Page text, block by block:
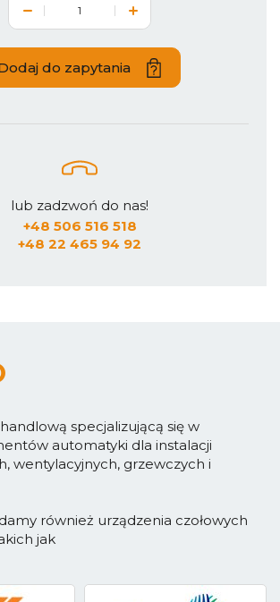
do zapytania
lub zadzwoń do nas!
+48 506 516 518
+48 22 465 94 92
specjalizującą się w
automatyki dla instalacji
wentylacyjnych, grzewczych i
również urządzenia czołowych
jak